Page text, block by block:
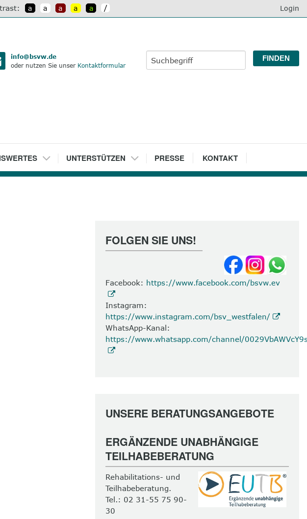
a a a a a / Login
info@bsvw.de
oder nutzen Sie unser Kontaktformular
6
UNTERSTÜTZEN 7
PRESSE 8
KONTAKT
FOLGEN SIE UNS!
Facebook: https://www.facebook.com/bsvw.ev
Instagram:
https://www.instagram.com/bsv_westfalen/
WhatsApp-Kanal:
https://www.whatsapp.com/channel/
UNSERE BERATUNGSANGEBOTE
ERGÄNZENDE UNABHÄNGIGE
TEILHABEBERATUNG
Rehabilitations- und
Teilhabeberatung.
Tel.: 02 31-55 75 90-
30